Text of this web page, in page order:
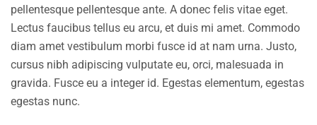
pellentesque pellentesque ante. A donec felis vitae eget.
Lectus faucibus tellus eu arcu, et duis mi amet. Commodo
diam amet vestibulum morbi fusce id at nam urna. Justo,
cursus nibh adipiscing vulputate eu, orci, malesuada in
gravida. Fusce eu a integer id. Egestas elementum, egestas
egestas nunc.